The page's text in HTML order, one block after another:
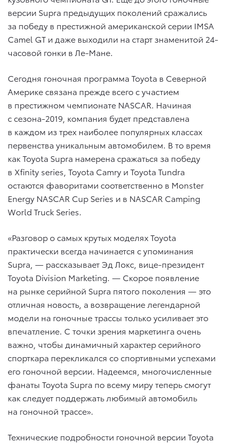
версии Supra предыдущих поколений сражались
за победу в престижной американской серии IMSA
Camel GT и даже выходили на старт знаменитой 24-
часовой гонки в Ле-Мане.
Сегодня гоночная программа Toyota в Северной
Америке связана прежде всего с участием
в престижном чемпионате NASCAR. Начиная
с сезона-2019, компания будет представлена
в каждом из трех наиболее популярных классах
первенства уникальным автомобилем. В то время
как Toyota Supra намерена сражаться за победу
в Xfinity series, Toyota Camry и Toyota Tundra
остаются фаворитами соответственно в Monster
Energy NASCAR Cup Series и в NASCAR Camping
World Truck Series.
«Разговор о самых крутых моделях Toyota
практически всегда начинается с упоминания
Supra, — рассказывает Эд Локс, вице-президент
Toyota Division Marketing. — Скорое появление
на рынке серийной Supra пятого поколения — это
отличная новость, а возвращение легендарной
модели на гоночные трассы только усиливает это
впечатление. С точки зрения маркетинга очень
важно, чтобы динамичный характер серийного
спорткара перекликался со спортивными успехами
его гоночной версии. Надеемся, многочисленные
фанаты Toyota Supra по всему миру теперь смогут
как следует поддержать любимый автомобиль
на гоночной трассе».
Технические подробности гоночной версии Toyota